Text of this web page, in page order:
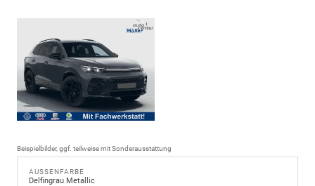
Beispielbilder, ggf. teilweise mit Sonderausstattung
AUSSENFARBE
Delfingrau Metallic